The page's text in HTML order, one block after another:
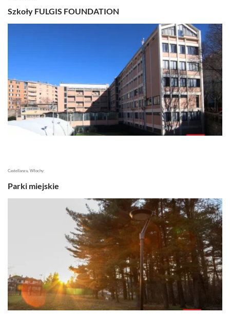
Szkoły FULGIS FOUNDATION
Castellanza, Włochy
Parki miejskie